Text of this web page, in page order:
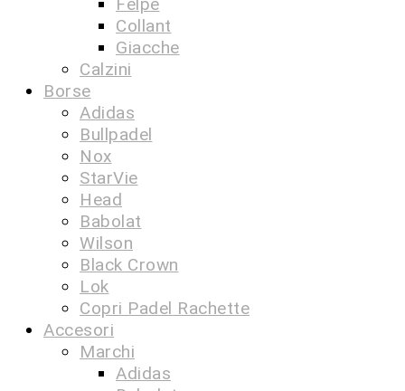
Collant
Giacche
Calzini
Borse
Adidas
Bullpadel
Nox
StarVie
Head
Babolat
Wilson
Black Crown
Lok
Copri Padel Rachette
Accesori
Marchi
Adidas